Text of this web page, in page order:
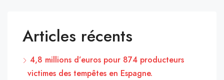
Articles récents
4,8 millions d’euros pour 874 producteurs
victimes des tempêtes en Espagne.